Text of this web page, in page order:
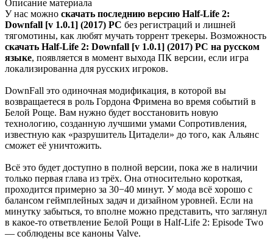
Описание материала
У нас можно скачать последнию версию Half-Life 2:
Downfall [v 1.0.1] (2017) PC без регистраций и лишней
тягомотины, как любят мучать торрент трекеры. Возможность
скачать Half-Life 2: Downfall [v 1.0.1] (2017) PC на русском
языке, появляется в момент выхода ПК версии, если игра
локализированна для русских игроков.
DownFall это одиночная модификация, в которой вы
возвращаетеся в роль Гордона Фримена во время событий в
Белой Роще. Вам нужно будет восстановить новую
технологию, созданную лучшими умами Сопротивления,
известную как «разрушитель Цитадели» до того, как Альянс
сможет её уничтожить.
Всё это будет доступно в полной версии, пока же в наличии
только первая глава из трёх. Она относительно короткая,
проходится примерно за 30−40 минут. У мода всё хорошо с
балансом геймплейных задач и дизайном уровней. Если на
минутку забыться, то вполне можно представить, что заглянул
в какое-то ответвление Белой Рощи в Half-Life 2: Episode Two
— соблюдены все каноны Valve.